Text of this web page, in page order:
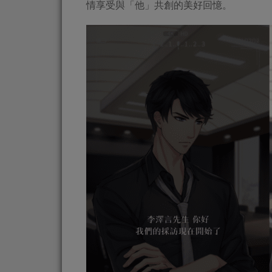
情享受與「他」共創的美好回憶。